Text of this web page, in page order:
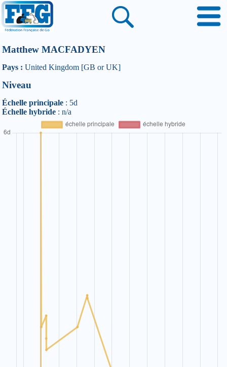
Matthew MACFADYEN
Pays : United Kingdom [GB or UK]
Niveau
Échelle principale : 5d
Échelle hybride : n/a